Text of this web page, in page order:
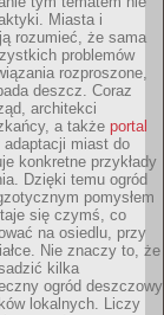
Miasta i
rozumieć, że sama
problemów
rozproszone,
deszcz. Coraz
architekci
a także portal
adaptacji miast do
konkretne przykłady
Dzięki temu ogród
pomysłem
się czymś, co
na osiedlu, przy
Nie znaczy to, że
kilka
ogród deszczowy
lokalnych. Liczy